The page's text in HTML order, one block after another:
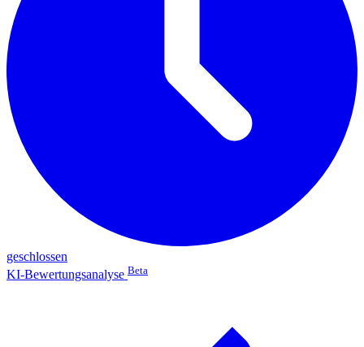
geschlossen
KI-Bewertungsanalyse Beta